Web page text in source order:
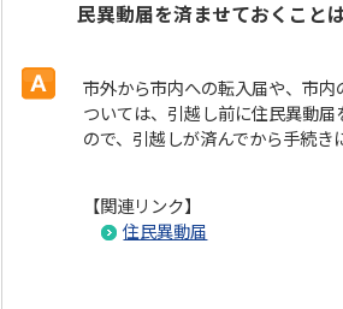
民異動届を済ませておくこと
市外から市内への転入届や、市内
ついては、引越し前に住民異動
ので、引越しが済んでから手続き
【関連リンク】
住民異動届